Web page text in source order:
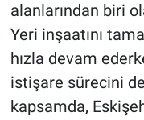
alanlarından biri
Yeri inşaatını
hızla devam
istişare sürecini
kapsamda,